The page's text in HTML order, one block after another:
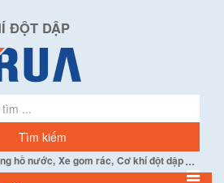
ĐỘT DẬP
hồ nước, Xe gom rác, Cơ khí đột dập...